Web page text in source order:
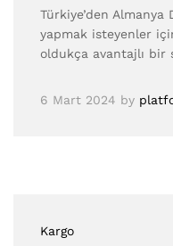
Türkiye’den
yapmak isteyenler
oldukça avantajlı bir
6 Mart 2024 by
Kargo